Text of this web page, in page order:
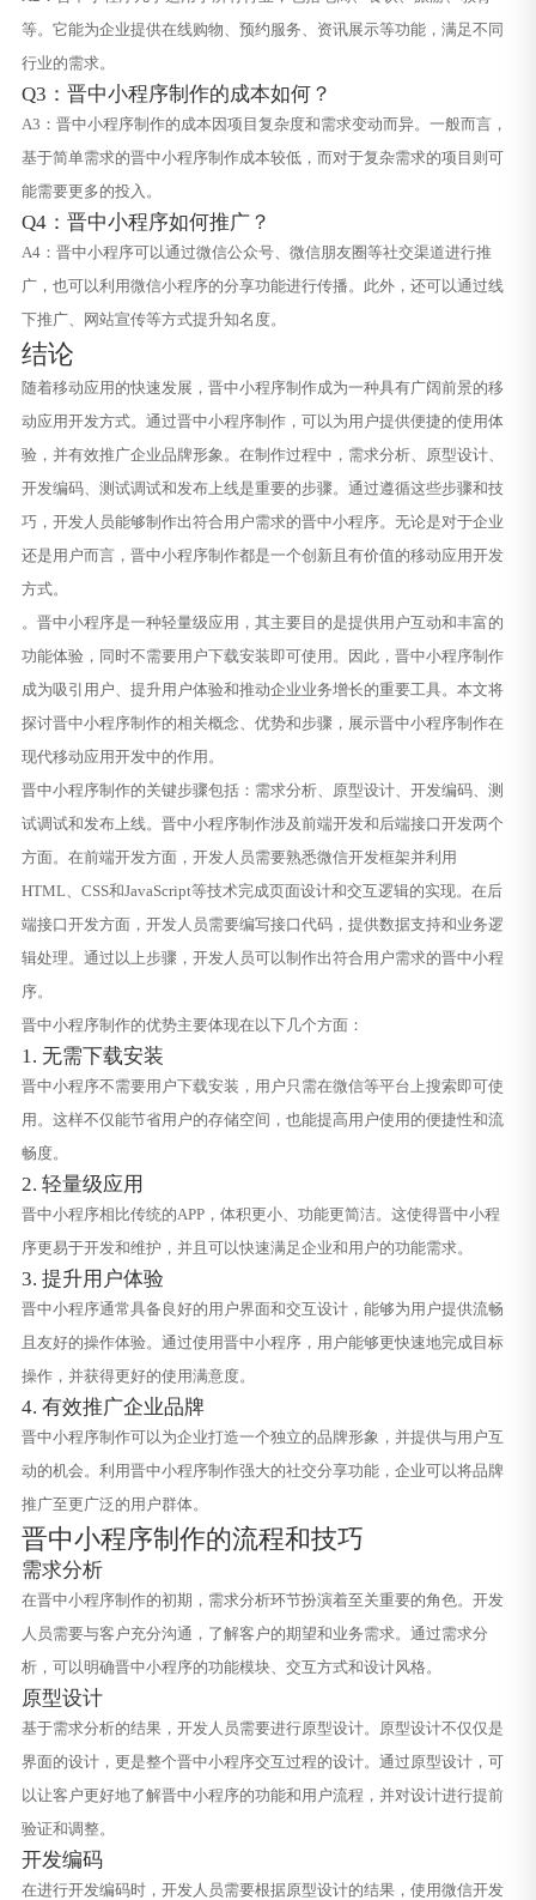
等。它能为企业提供在线购物、预约服务、资讯展示等功能，满足不同
行业的需求。
Q3：晋中小程序制作的成本如何？
A3：晋中小程序制作的成本因项目复杂度和需求变动而异。一般而言，
基于简单需求的晋中小程序制作成本较低，而对于复杂需求的项目则可
能需要更多的投入。
Q4：晋中小程序如何推广？
A4：晋中小程序可以通过微信公众号、微信朋友圈等社交渠道进行推
广，也可以利用微信小程序的分享功能进行传播。此外，还可以通过线
下推广、网站宣传等方式提升知名度。
结论
随着移动应用的快速发展，晋中小程序制作成为一种具有广阔前景的移
动应用开发方式。通过晋中小程序制作，可以为用户提供便捷的使用体
验，并有效推广企业品牌形象。在制作过程中，需求分析、原型设计、
开发编码、测试调试和发布上线是重要的步骤。通过遵循这些步骤和技
巧，开发人员能够制作出符合用户需求的晋中小程序。无论是对于企业
还是用户而言，晋中小程序制作都是一个创新且有价值的移动应用开发
方式。
。晋中小程序是一种轻量级应用，其主要目的是提供用户互动和丰富的
功能体验，同时不需要用户下载安装即可使用。因此，晋中小程序制作
成为吸引用户、提升用户体验和推动企业业务增长的重要工具。本文将
探讨晋中小程序制作的相关概念、优势和步骤，展示晋中小程序制作在
现代移动应用开发中的作用。
晋中小程序制作的关键步骤包括：需求分析、原型设计、开发编码、测
试调试和发布上线。晋中小程序制作涉及前端开发和后端接口开发两个
方面。在前端开发方面，开发人员需要熟悉微信开发框架并利用
HTML、CSS和JavaScript等技术完成页面设计和交互逻辑的实现。在后
端接口开发方面，开发人员需要编写接口代码，提供数据支持和业务逻
辑处理。通过以上步骤，开发人员可以制作出符合用户需求的晋中小程
序。
晋中小程序制作的优势主要体现在以下几个方面：
1. 无需下载安装
晋中小程序不需要用户下载安装，用户只需在微信等平台上搜索即可使
用。这样不仅能节省用户的存储空间，也能提高用户使用的便捷性和流
畅度。
2. 轻量级应用
晋中小程序相比传统的APP，体积更小、功能更简洁。这使得晋中小程
序更易于开发和维护，并且可以快速满足企业和用户的功能需求。
3. 提升用户体验
晋中小程序通常具备良好的用户界面和交互设计，能够为用户提供流畅
且友好的操作体验。通过使用晋中小程序，用户能够更快速地完成目标
操作，并获得更好的使用满意度。
4. 有效推广企业品牌
晋中小程序制作可以为企业打造一个独立的品牌形象，并提供与用户互
动的机会。利用晋中小程序制作强大的社交分享功能，企业可以将品牌
推广至更广泛的用户群体。
晋中小程序制作的流程和技巧
需求分析
在晋中小程序制作的初期，需求分析环节扮演着至关重要的角色。开发
人员需要与客户充分沟通，了解客户的期望和业务需求。通过需求分
析，可以明确晋中小程序的功能模块、交互方式和设计风格。
原型设计
基于需求分析的结果，开发人员需要进行原型设计。原型设计不仅仅是
界面的设计，更是整个晋中小程序交互过程的设计。通过原型设计，可
以让客户更好地了解晋中小程序的功能和用户流程，并对设计进行提前
验证和调整。
开发编码
在进行开发编码时，开发人员需要根据原型设计的结果，使用微信开发